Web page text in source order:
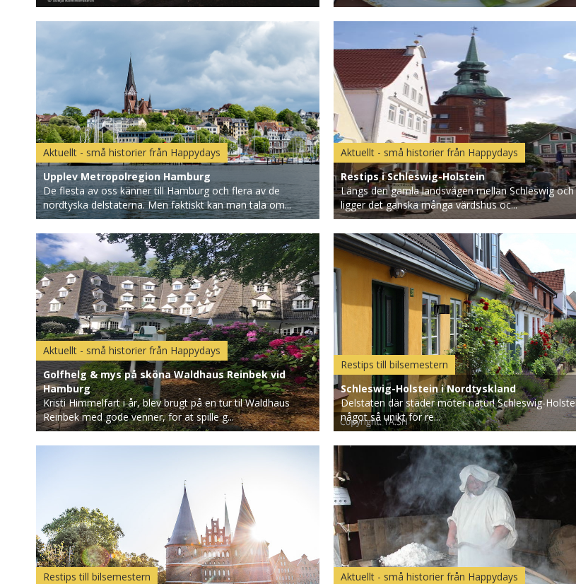
Aktuellt - små historier från Happydays
Upplev Metropolregion Hamburg
De flesta av oss känner till Hamburg och flera av de
nordtyska delstaterna. Men faktiskt kan man tala om...
Aktuellt - små historier från Happydays
Restips i Schleswig-Holstein
Längs den gamla landsvägen mellan Schleswig
ligger det ganska många värdshus oc...
Aktuellt - små historier från Happydays
Golfhelg & mys på sköna Waldhaus Reinbek vid
Hamburg
Kristi Himmelfart i år, blev brugt på en tur til Waldhaus
Reinbek med gode venner, for at spille g...
Restips till bilsemestern
Schleswig-Holstein i Nordtyskland
Delstaten där städer möter natur! Schleswig-
något så unikt för re...
Restips till bilsemestern
Aktuellt - små historier från Happydays